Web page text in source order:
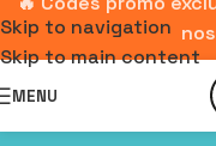
Skip to navigation
Skip to main content
MENU